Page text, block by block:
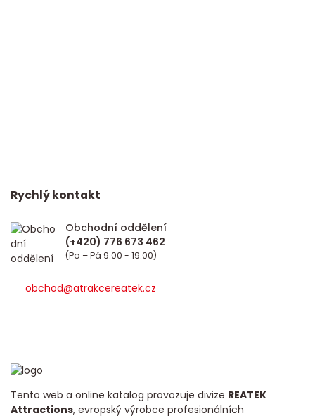
Tento web a online katalog provozuje divize REATEK
Attractions, evropský výrobce profesionálních
Rychlý kontakt
Obchodní oddělení
(Po – Pá 9:00 - 19:00)
obchod@atrakcereatek.cz